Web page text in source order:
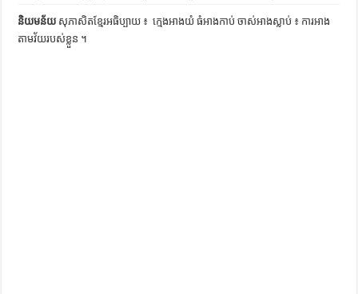
ទំនាក់ទំនងកម្ពុជានិងចិន – សៀវភៅចំណេះដឹងទូទៅ
ព្រះបាទធម្មិក – សៀវភៅចំណេះដឹងទូទៅ
និយមន័យ សុភាសិតខ្មែរអធិប្បាយ ៖ ក្មេងអាងយំ ធំអាងកាប់ ចាស់អាងស្លាប់ ៖ ការ​អាង​
តាម​វ័យ​របស់​ខ្លួន ។